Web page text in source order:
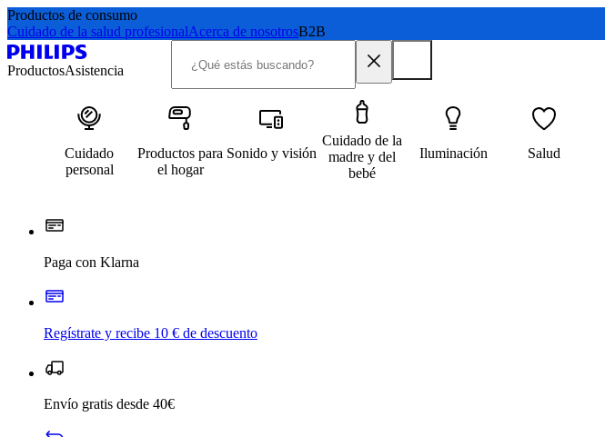
Productos de consumo
Cuidado de la salud profesionalAcerca de nosotrosB2B
ProductosAsistencia
Cuidado
personal
Productos para
el hogar
Sonido y visión
Cuidado de la
madre y del
bebé
Iluminación Salud
Paga con Klarna
Regístrate y recibe 10 € de descuento
Envío gratis desde 40€